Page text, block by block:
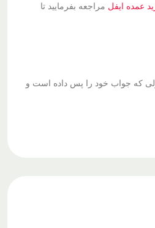
عمده ایفل مراجعه بفرمایید تا
اگر شما میخواهید یک محصولی که جواب خود را پس داده است و